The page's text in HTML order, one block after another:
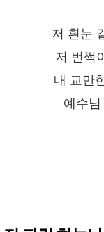
저 흰눈
저 번쩍
내 교만
예수